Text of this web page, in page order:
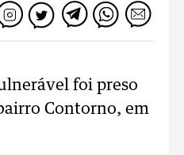
foi preso
Contorno, em